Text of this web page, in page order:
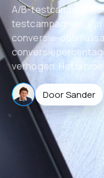
A/B-testcampagnes,
testcampagnes, zijn
conversie-
verhogen. Het
Door Sander